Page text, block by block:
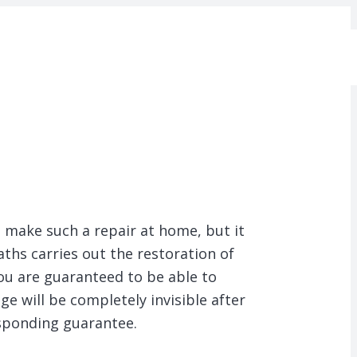
such a repair at home, but it
carries out the restoration of
are guaranteed to be able to
will be completely invisible after
guarantee.